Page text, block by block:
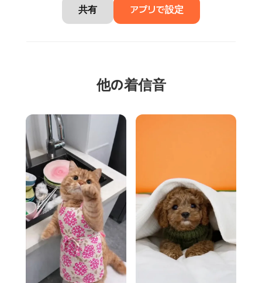
共有 アプリで設定
他の着信音